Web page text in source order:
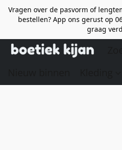
Vragen over de pasvorm of
bestellen? App ons gerust op
graag